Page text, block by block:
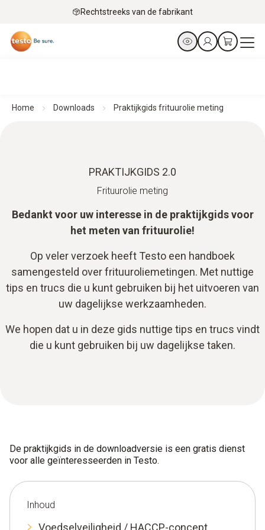
Rechtstreeks van de fabrikant
Home Downloads Praktijkgids frituurolie meting
PRAKTIJKGIDS 2.0
Frituurolie meting
Bedankt voor uw interesse in de praktijkgids voor
het meten van frituurolie!
Op veler verzoek heeft Testo een handboek
samengesteld over frituuroliemetingen. Met nuttige
tips en trucs die u kunt gebruiken bij het uitvoeren van
uw dagelijkse werkzaamheden.
We hopen dat u in deze gids nuttige tips en trucs vindt
die u kunt gebruiken bij uw dagelijkse taken.
De praktijkgids in de downloadversie is een gratis dienst
voor alle geïnteresseerden in Testo.
Inhoud
Voedselveiligheid / HACCP-concept